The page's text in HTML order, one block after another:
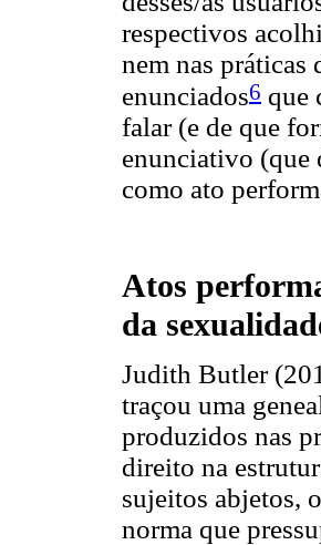
respectivos
nem nas práticas
enunciados6 que
falar (e de que
enunciativo (que
como ato
Atos
da
Judith Butler
traçou uma
produzidos nas
direito na
sujeitos abjetos,
norma que